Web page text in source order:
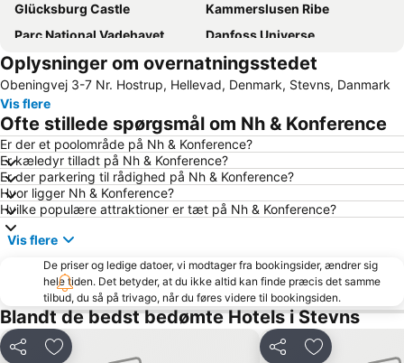
Glücksburg Castle
Kammerslusen Ribe
Parc National Vadehavet
Danfoss Universe
Sønderhav
Campushalle
Genner
Museum Sønderjylland - Kunstmuseet i Tønder
Soenderborg Badestrand
Aabenraa Museum - Sønderjyllands Søfartsmuseum
Vojens Airport
Kelstrup
Vemmingbund Badestrand
Grønninghoved Nord
Strand von Habernis
Norgaardholz
Sandager Næs
Sum Sum
Oplysninger om overnatningsstedet
Obeningvej 3-7 Nr. Hostrup, Hellevad, Denmark, Stevns, Danmark
Vis flere
Ofte stillede spørgsmål om Nh & Konference
Er der et poolområde på Nh & Konference?
Er kæledyr tilladt på Nh & Konference?
Er der parkering til rådighed på Nh & Konference?
Hvor ligger Nh & Konference?
Hvilke populære attraktioner er tæt på Nh & Konference?
Vis flere
De priser og ledige datoer, vi modtager fra bookingsider, ændrer sig
hele tiden. Det betyder, at du ikke altid kan finde præcis det samme
tilbud, du så på trivago, når du føres videre til bookingsiden.
Blandt de bedst bedømte Hotels i Stevns
Del Føj til favoritter Del Føj til